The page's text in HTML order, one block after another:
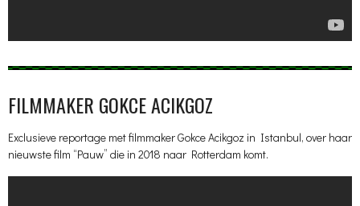
FILMMAKER GOKCE ACIKGOZ
Exclusieve reportage met filmmaker Gokce Acikgoz in Istanbul, over haar
nieuwste film “Pauw” die in 2018 naar Rotterdam komt.